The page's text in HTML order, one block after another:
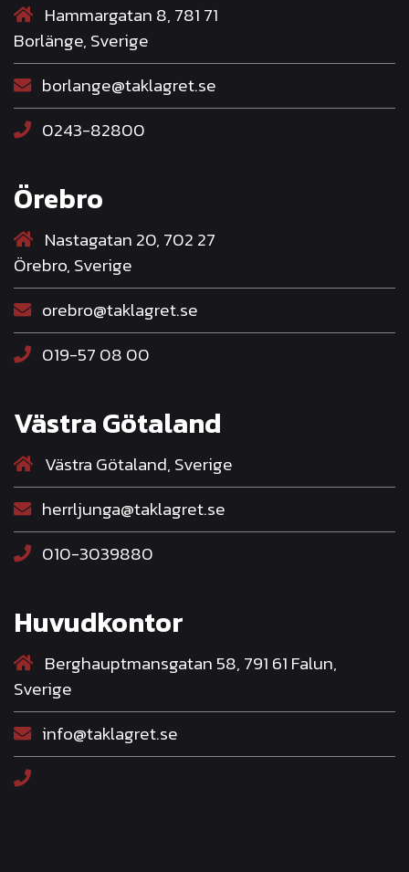
Hammargatan 8, 781 71
Borlänge, Sverige
borlange@taklagret.se
0243-82800
Örebro
Nastagatan 20, 702 27
Örebro, Sverige
orebro@taklagret.se
019-57 08 00
Västra Götaland
Västra Götaland, Sverige
herrljunga@taklagret.se
010-3039880
Huvudkontor
Berghauptmansgatan 58, 791 61 Falun,
Sverige
info@taklagret.se